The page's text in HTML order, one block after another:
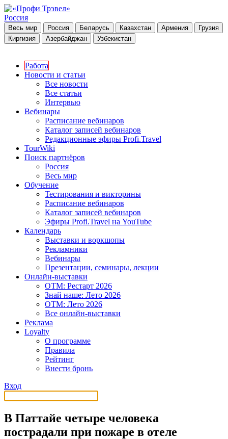
Россия
Весь мир Россия Беларусь Казахстан Армения
Грузия
Киргизия
Азербайджан Узбекистан
Работа
Новости и статьи
Все новости
Все статьи
Интервью
Вебинары
Расписание вебинаров
Каталог записей вебинаров
Редакционные эфиры Profi.Travel
TourWiki
Поиск партнёров
Россия
Весь мир
Обучение
Тестирования и викторины
Расписание вебинаров
Каталог записей вебинаров
Эфиры Profi.Travel на YouTube
Календарь
Выставки и воркшопы
Рекламники
Вебинары
Презентации, семинары, лекции
Онлайн-выставки
OTM: Рестарт 2026
Знай наше: Лето 2026
OTM: Лето 2026
Все онлайн-выставки
Реклама
Loyalty
О программе
Правила
Рейтинг
Внести бронь
Вход
В Паттайе четыре человека
пострадали при пожаре в отеле